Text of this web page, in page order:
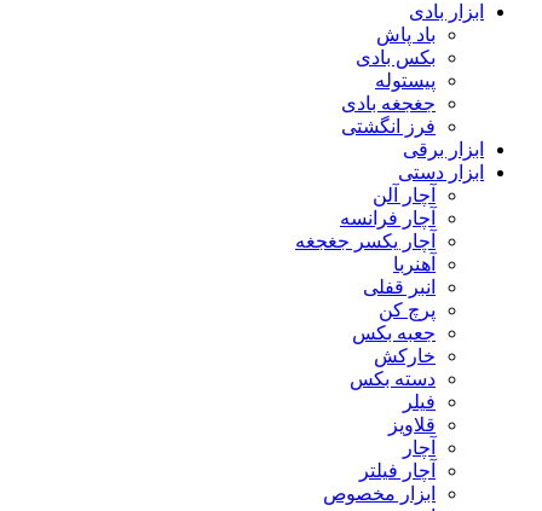
ابزار بادی
باد پاش
بکس بادی
پیستوله
جغجغه بادی
فرز انگشتی
ابزار برقی
ابزار دستی
آچار آلن
آچار فرانسه
آچار یکسر جغجغه
آهنربا
انبر قفلی
پرچ کن
جعبه بکس
خارکش
دسته بکس
فیلر
قلاویز
آچار
آچار فیلتر
ابزار مخصوص